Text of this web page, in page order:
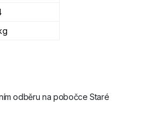
odběru na pobočce Staré